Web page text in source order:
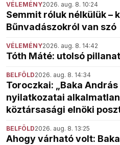
VÉLEMÉNY2026. aug. 8. 10:24
Semmit róluk nélkülük –
Bűnvadászokról van szó
VÉLEMÉNY2026. aug. 8. 14:42
Tóth Máté: utolsó pillanat
BELFÖLD2026. aug. 8. 14:34
Toroczkai: „Baka
nyilatkozatai
köztársasági elnöki
BELFÖLD2026. aug. 8. 13:25
Ahogy várható volt: